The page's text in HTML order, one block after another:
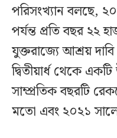
পরিসংখ্যান বলছে,
পর্যন্ত প্রতি বছর ২২
যুক্তরাজ্যে আশ্রয়
দ্বিতীয়ার্ধ থেকে
সাম্প্রতিক বছরটি
মতো এবং ২০২১